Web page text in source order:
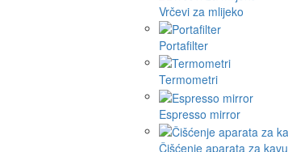
Vrčevi za mlijeko
Portafilter
Termometri
Espresso mirror
Čišćenje aparata za kavu